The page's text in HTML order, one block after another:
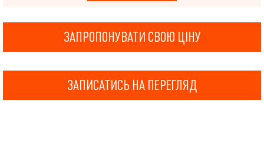
ЗАПРОПОНУВАТИ СВОЮ ЦІНУ
ЗАПИСАТИСЬ НА ПЕРЕГЛЯД